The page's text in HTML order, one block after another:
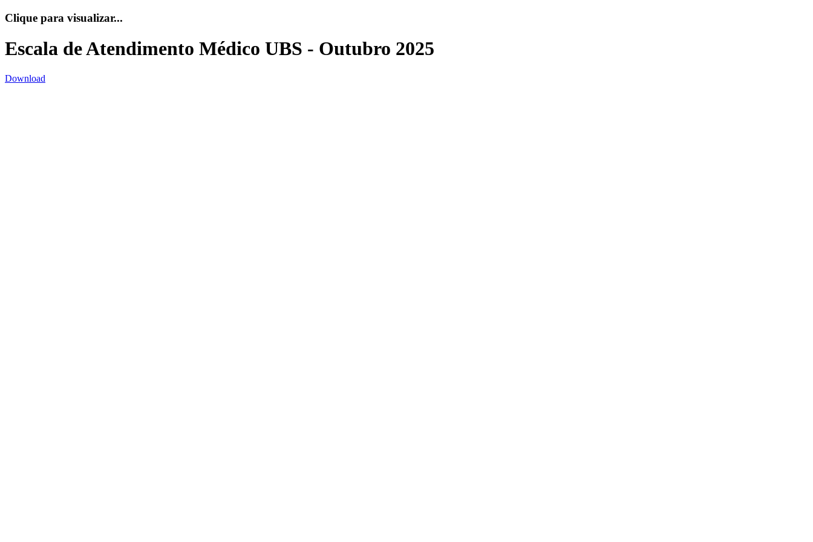
Clique para visualizar...
Escala de Atendimento Médico UBS - Outubro 2025
Download